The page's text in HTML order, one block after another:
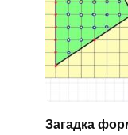
Загадка